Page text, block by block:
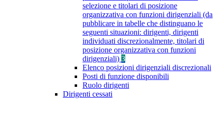
selezione e titolari di posizione
organizzativa con funzioni dirigenziali (da
pubblicare in tabelle che distinguano le
seguenti situazioni: dirigenti, dirigenti
individuati discrezionalmente, titolari di
posizione organizzativa con funzioni
dirigenziali) 3
Elenco posizioni dirigenziali discrezionali
Posti di funzione disponibili
Ruolo dirigenti
Dirigenti cessati